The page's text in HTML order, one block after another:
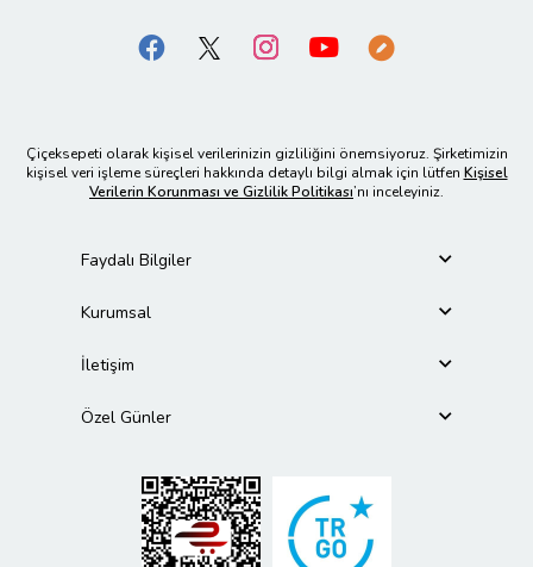
Çiçeksepeti olarak kişisel verilerinizin gizliliğini önemsiyoruz. Şirketimizin
kişisel veri işleme süreçleri hakkında detaylı bilgi almak için lütfen Kişisel
Verilerin Korunması ve Gizlilik Politikası’nı inceleyiniz.
Faydalı Bilgiler
Kurumsal
İletişim
Özel Günler